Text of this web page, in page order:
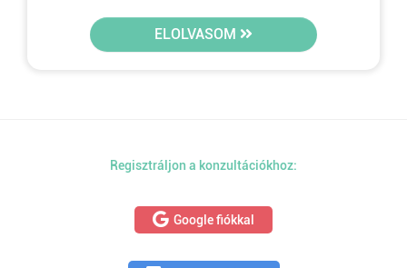
ELOLVASOM
Regisztráljon a konzultációkhoz:
Google fiókkal